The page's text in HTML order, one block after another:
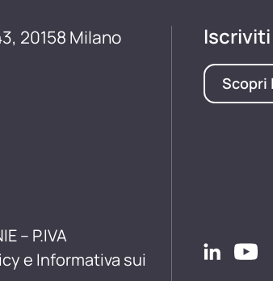
20158 Milano
– P.IVA
e Informativa sui
Scopri